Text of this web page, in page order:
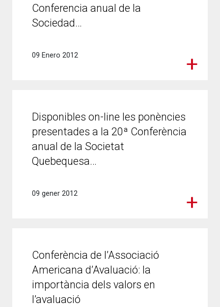
Conferencia anual de la
Sociedad…
09 Enero 2012
Disponibles on-line les ponències
presentades a la 20ª Conferència
anual de la Societat
Quebequesa…
09 gener 2012
Conferència de l’Associació
Americana d’Avaluació: la
importància dels valors en
l’avaluació